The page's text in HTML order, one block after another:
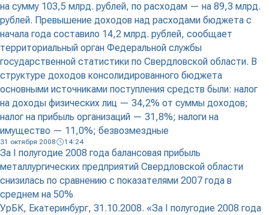
на сумму 103,5 млрд. рублей, по расходам — на 89,3 млрд.
рублей. Превышение доходов над расходами бюджета с
начала года составило 14,2 млрд. рублей, сообщает
территориальный орган Федеральной службы
государственной статистики по Свердловской области. В
структуре доходов консолидированного бюджета
основными источниками поступления средств были: налог
на доходы физических лиц — 34,2% от суммы доходов;
налог на прибыль организаций — 31,8%; налоги на
имущество — 11,0%; безвозмездные
31 октября 2008 14:24
За I полугодие 2008 года балансовая прибыль
металлургических предприятий Свердловской области
снизилась по сравнению с показателями 2007 года в
среднем на 50%
УрБК, Екатеринбург, 31.10.2008. «За I полугодие 2008 года